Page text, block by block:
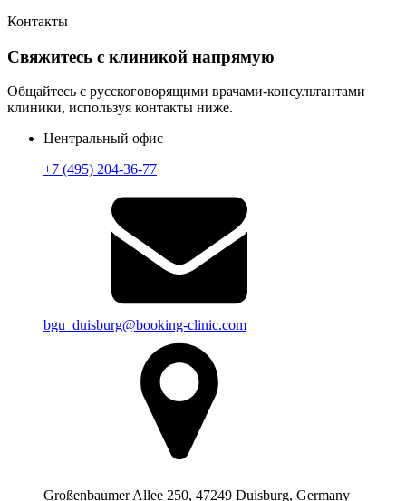
Контакты
Свяжитесь с клиникой напрямую
Общайтесь с русскоговорящими врачами-консультантами
клиники, используя контакты ниже.
Центральный офис
+7 (495) 204-36-77
bgu_duisburg@booking-clinic.com
Großenbaumer Allee 250, 47249 Duisburg, Germany